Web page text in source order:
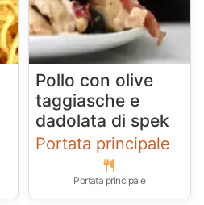
Pollo con olive
taggiasche e
dadolata di spek
Portata principale
Portata principale